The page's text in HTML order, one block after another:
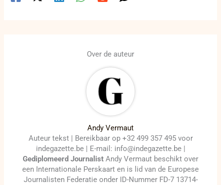
Over de auteur
Andy Vermaut
Auteur tekst | Bereikbaar op +32 499 357 495 voor
indegazette.be | E-mail: info@indegazette.be |
Gediplomeerd Journalist Andy Vermaut beschikt over
een Internationale Perskaart en is lid van de Europese
Journalisten Federatie onder ID-Nummer FD-7 13714-